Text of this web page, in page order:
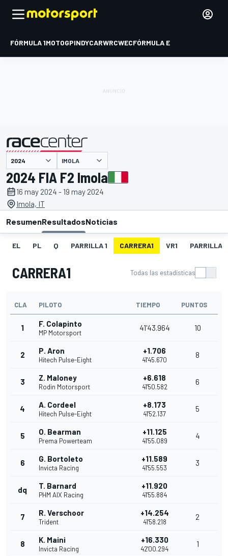
FÓRMULA 1MOTOGPINDYCARWRCWECFÓRMULA E
presentado por IMOLA
2024 FIA F2 Imola
16 may 2024 - 19 may 2024
Imola, IT
ResumenResultadosNoticias
EL PL Q PARRILLA 1 CARRERA1 VR1 PARRILLA 2
CARRERA1 Todas las estadísticas
CLA PILOTO TIEMPO PUNTOS
1 F. Colapinto
MP Motorsport
41'43.964 10
2 P. Aron
Hitech Pulse-Eight
+1.706
41'45.670
8
3 Z. Maloney
Rodin Motorsport
+6.618
41'50.582
6
4 A. Cordeel
Hitech Pulse-Eight
+8.173
41'52.137
5
5 O. Bearman
Prema Powerteam
+11.125
41'55.089
4
6 G. Bortoleto
Invicta Racing
+11.589
41'55.553
3
dq T. Barnard
PHM AIX Racing
+11.920
41'55.884
7 R. Verschoor
Trident
+14.254
41'58.218
2
8 K. Maini
Invicta Racing
+16.330
42'00.294
1